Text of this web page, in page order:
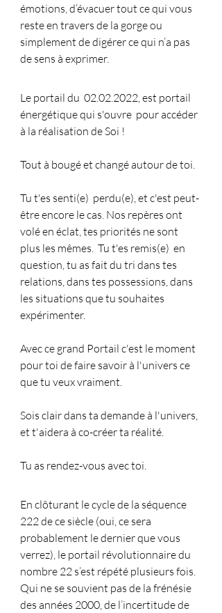
émotions, d’évacuer tout ce qui vous
reste en travers de la gorge ou
simplement de digérer ce qui n’a pas
de sens à exprimer.
Le portail du  02.02.2022, est portail
énergétique qui s'ouvre  pour accéder
à la réalisation de Soi !
Tout à bougé et changé autour de toi.
Tu t'es senti(e)  perdu(e), et c'est peut-
être encore le cas. Nos repères ont
volé en éclat, tes priorités ne sont
plus les mêmes.  Tu t'es remis(e)  en
question, tu as fait du tri dans tes
relations, dans tes possessions, dans
les situations que tu souhaites
expérimenter.
Avec ce grand Portail c'est le moment
pour toi de faire savoir à l'univers ce
que tu veux vraiment.
Sois clair dans ta demande à l'univers,
et t'aidera à co-créer ta réalité.
Tu as rendez-vous avec toi.
En clôturant le cycle de la séquence
222 de ce siècle (oui, ce sera
probablement le dernier que vous
verrez), le portail révolutionnaire du
nombre 22 s’est répété plusieurs fois.
Qui ne se souvient pas de la frénésie
des années 2000, de l’incertitude de